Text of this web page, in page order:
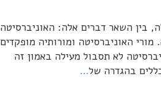
בין השאר דברים אלה: האוניברסיטה
האוניברסיטה ומורותיה מופקדים
לא תסבול מעילה באמון זה
בהגדרה של…